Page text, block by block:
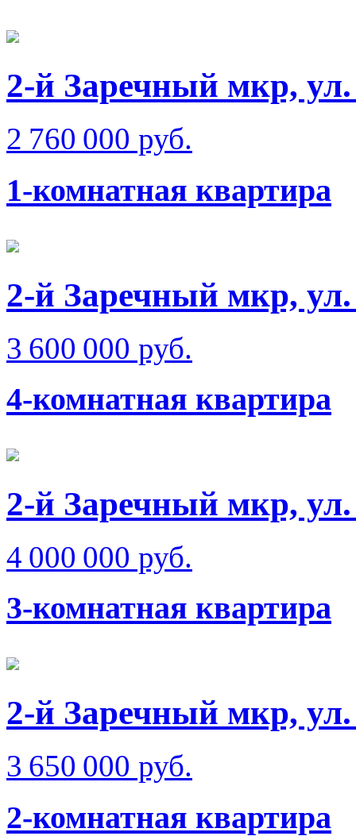
2-й Заречный мкр,
2 760 000 руб.
1-комнатная квартира
2-й Заречный мкр,
3 600 000 руб.
4-комнатная квартира
2-й Заречный мкр,
4 000 000 руб.
3-комнатная квартира
2-й Заречный мкр, ул.
3 650 000 руб.
2-комнатная квартира